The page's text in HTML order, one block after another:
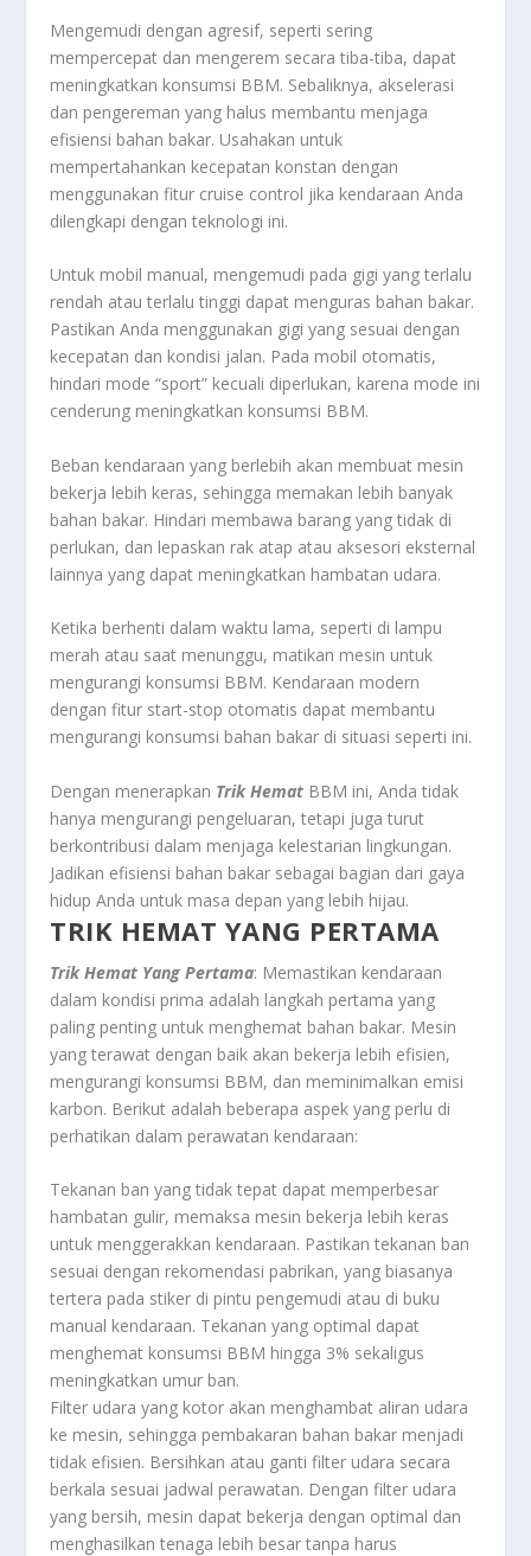
Mengemudi dengan agresif, seperti sering
mempercepat dan mengerem secara tiba-tiba, dapat
meningkatkan konsumsi BBM. Sebaliknya, akselerasi
dan pengereman yang halus membantu menjaga
efisiensi bahan bakar. Usahakan untuk
mempertahankan kecepatan konstan dengan
menggunakan fitur cruise control jika kendaraan Anda
dilengkapi dengan teknologi ini.
Untuk mobil manual, mengemudi pada gigi yang terlalu
rendah atau terlalu tinggi dapat menguras bahan bakar.
Pastikan Anda menggunakan gigi yang sesuai dengan
kecepatan dan kondisi jalan. Pada mobil otomatis,
hindari mode “sport” kecuali diperlukan, karena mode ini
cenderung meningkatkan konsumsi BBM.
Beban kendaraan yang berlebih akan membuat mesin
bekerja lebih keras, sehingga memakan lebih banyak
bahan bakar. Hindari membawa barang yang tidak di
perlukan, dan lepaskan rak atap atau aksesori eksternal
lainnya yang dapat meningkatkan hambatan udara.
Ketika berhenti dalam waktu lama, seperti di lampu
merah atau saat menunggu, matikan mesin untuk
mengurangi konsumsi BBM. Kendaraan modern
dengan fitur start-stop otomatis dapat membantu
mengurangi konsumsi bahan bakar di situasi seperti ini.
Dengan menerapkan Trik Hemat BBM ini, Anda tidak
hanya mengurangi pengeluaran, tetapi juga turut
berkontribusi dalam menjaga kelestarian lingkungan.
Jadikan efisiensi bahan bakar sebagai bagian dari gaya
hidup Anda untuk masa depan yang lebih hijau.
TRIK HEMAT YANG PERTAMA
Trik Hemat Yang Pertama: Memastikan kendaraan
dalam kondisi prima adalah langkah pertama yang
paling penting untuk menghemat bahan bakar. Mesin
yang terawat dengan baik akan bekerja lebih efisien,
mengurangi konsumsi BBM, dan meminimalkan emisi
karbon. Berikut adalah beberapa aspek yang perlu di
perhatikan dalam perawatan kendaraan:
Tekanan ban yang tidak tepat dapat memperbesar
hambatan gulir, memaksa mesin bekerja lebih keras
untuk menggerakkan kendaraan. Pastikan tekanan ban
sesuai dengan rekomendasi pabrikan, yang biasanya
tertera pada stiker di pintu pengemudi atau di buku
manual kendaraan. Tekanan yang optimal dapat
menghemat konsumsi BBM hingga 3% sekaligus
meningkatkan umur ban.
Filter udara yang kotor akan menghambat aliran udara
ke mesin, sehingga pembakaran bahan bakar menjadi
tidak efisien. Bersihkan atau ganti filter udara secara
berkala sesuai jadwal perawatan. Dengan filter udara
yang bersih, mesin dapat bekerja dengan optimal dan
menghasilkan tenaga lebih besar tanpa harus